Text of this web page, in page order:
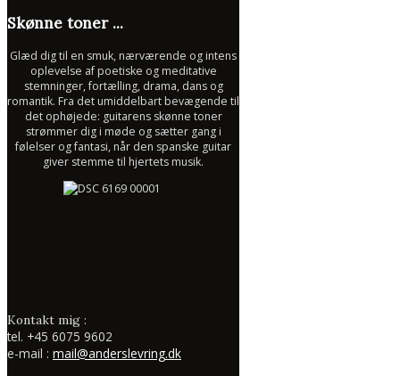
Skønne toner ...
Glæd dig til en smuk, nærværende og intens
oplevelse af poetiske og meditative
stemninger, fortælling, drama, dans og
romantik. Fra det umiddelbart bevægende til
det ophøjede: guitarens skønne toner
strømmer dig i møde og sætter gang i
følelser og fantasi, når den spanske guitar
giver stemme til hjertets musik.
Kontakt mig :
tel. +45 6075 9602
e-mail : mail@anderslevring.dk